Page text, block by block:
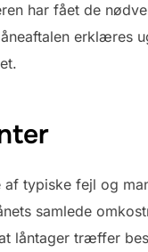
har fået de
erklæres
typiske fejl og
samlede
låntager træffer